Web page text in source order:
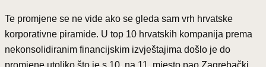
Te promjene se ne vide ako se gleda sam vrh hrvatske
korporativne piramide. U top 10 hrvatskih kompanija prema
nekonsolidiranim financijskim izvještajima došlo je do